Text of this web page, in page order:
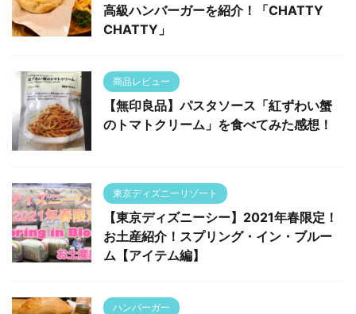
高級ハンバーガーを紹介！「CHATTY
CHATTY」
商品レビュー
【無印良品】パスタソース「紅ずわい蟹
のトマトクリーム」を食べてみた感想！
東京ディズニーリゾート
【東京ディズニーシー】2021年春限定！
お土産紹介！スプリング・イン・ブルー
ム【アイテム編】
ハンバーガー